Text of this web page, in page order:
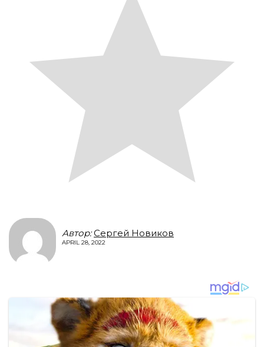
Автор: Сергей Новиков
APRIL 28, 2022